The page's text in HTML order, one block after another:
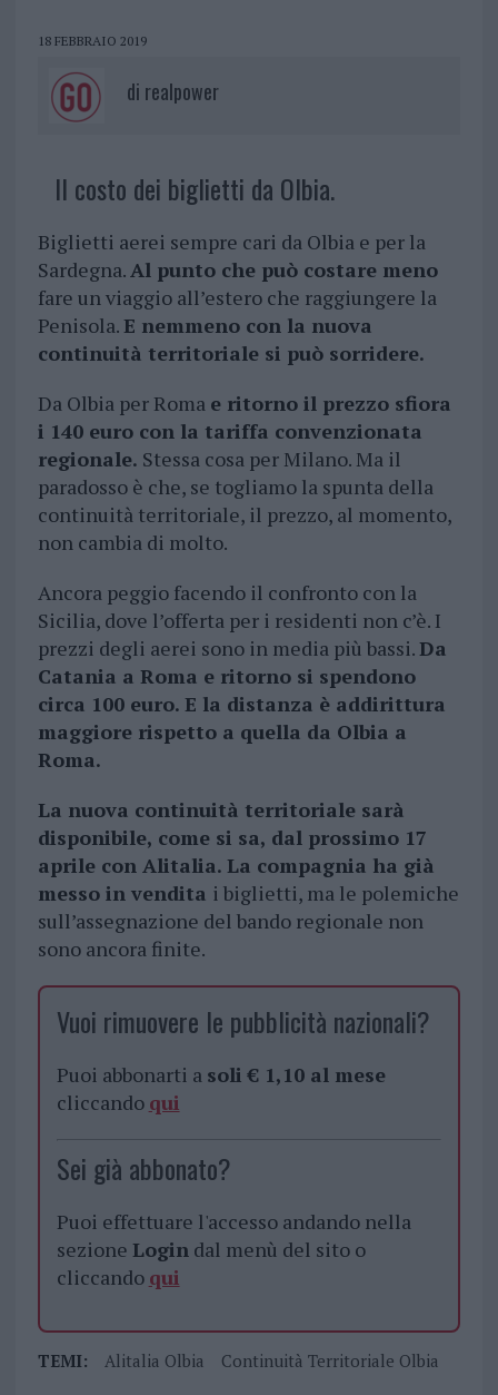
18 FEBBRAIO 2019
di realpower
Il costo dei biglietti da Olbia.
Biglietti aerei sempre cari da Olbia e per la
Sardegna.Al punto che può costare meno
fare un viaggio all’estero che raggiungere la
Penisola.E nemmeno con la nuova
continuità territoriale si può sorridere.
Da Olbia per Roma e ritorno il prezzo sfiora
i 140 euro con la tariffa convenzionata
regionale. Stessa cosa per Milano. Ma il
paradosso è che, se togliamo la spunta della
continuità territoriale, il prezzo, al momento,
non cambia di molto.
Ancora peggio facendo il confronto con la
Sicilia, dove l’offerta per i residenti non c’è. I
prezzi degli aerei sono in media più bassi.Da
Catania a Roma e ritorno si spendono
circa 100 euro. E la distanza è addirittura
maggiore rispetto a quella da Olbia a
Roma.
La nuova continuità territoriale sarà
disponibile, come si sa, dal prossimo 17
aprile con Alitalia. La compagnia ha già
messo in vendita i biglietti, ma le polemiche
sull’assegnazione del bando regionale non
sono ancora finite.
Vuoi rimuovere le pubblicità nazionali?
Puoi abbonarti a soli € 1,10 al mese
cliccando qui
Sei già abbonato?
Puoi effettuare l'accesso andando nella
sezione Logindal menù del sito o
cliccando qui
TEMI: Alitalia Olbia Continuità Territoriale Olbia